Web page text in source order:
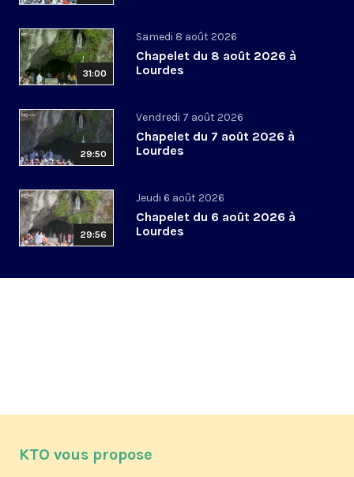
31:00
Samedi 8 août 2026
Chapelet du 8 août 2026 à
Lourdes
29:50
Vendredi 7 août 2026
Chapelet du 7 août 2026 à
Lourdes
29:56
Jeudi 6 août 2026
Chapelet du 6 août 2026 à
Lourdes
KTO vous propose